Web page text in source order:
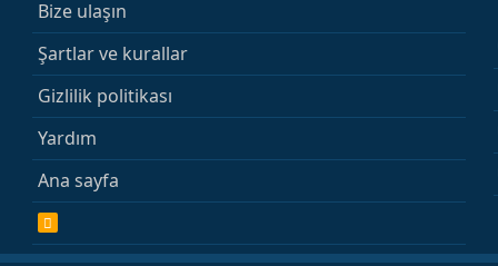
Bize ulaşın
Şartlar ve kurallar
Gizlilik politikası
Yardım
Ana sayfa
R
S
S